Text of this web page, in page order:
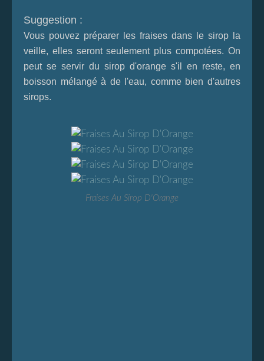
Suggestion :
Vous pouvez préparer les fraises dans le sirop la
veille, elles seront seulement plus compotées. On
peut se servir du sirop d'orange s'il en reste, en
boisson mélangé à de l'eau, comme bien d'autres
sirops.
Fraises Au Sirop D'Orange